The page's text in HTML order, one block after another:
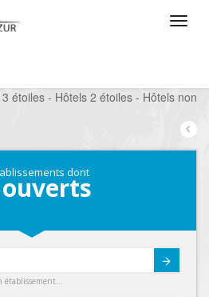
étoiles - Hôtels 2 étoiles - Hôtels non
dont
ouverts
établissement...